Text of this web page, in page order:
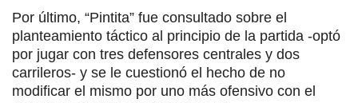
Por último, “Pintita” fue consultado sobre el
planteamiento táctico al principio de la partida -optó
por jugar con tres defensores centrales y dos
carrileros- y se le cuestionó el hecho de no
modificar el mismo por uno más ofensivo con el